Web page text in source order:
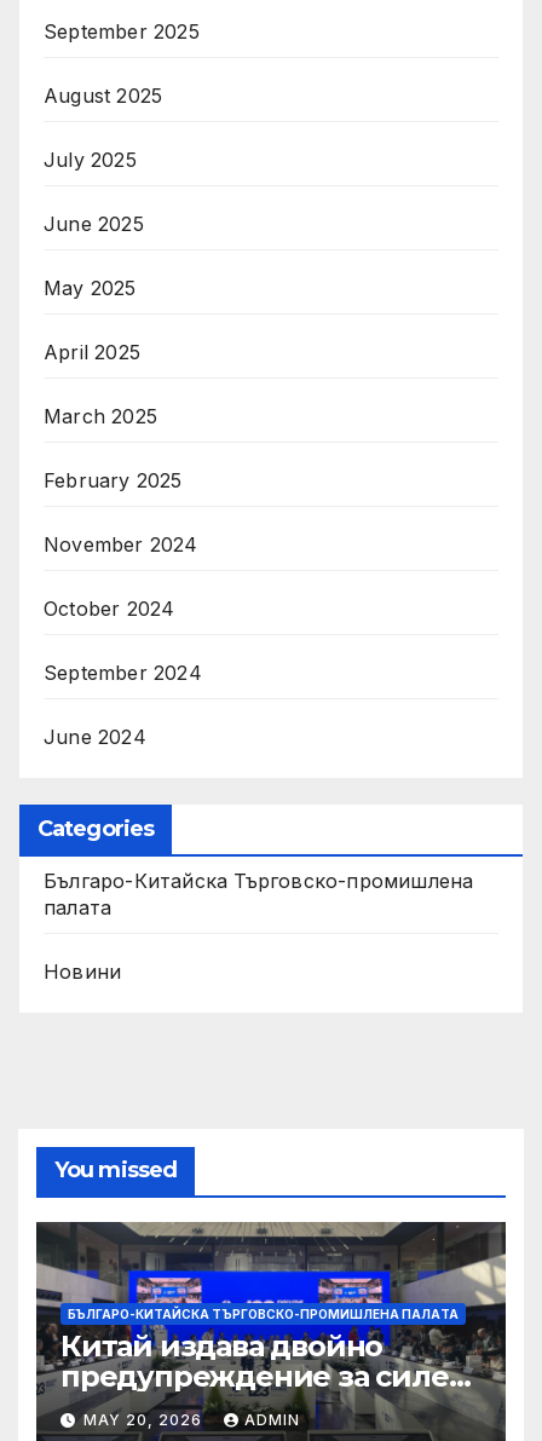
September 2025
August 2025
July 2025
June 2025
May 2025
April 2025
March 2025
February 2025
November 2024
October 2024
September 2024
June 2024
Categories
Българо-Китайска Търговско-промишлена
палaта
Новини
You missed
БЪЛГАРО-КИТАЙСКА ТЪРГОВСКО-ПРОМИШЛЕНА ПАЛAТА
Китай издава двойно
предупреждение за силен
дъжд и пясъчни бури
MAY 20, 2026 ADMIN